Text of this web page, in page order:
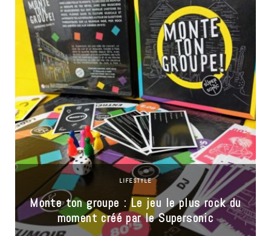
LIFESTYLE
Monte ton groupe : Le jeu le plus rock du
moment créé par le Supersonic